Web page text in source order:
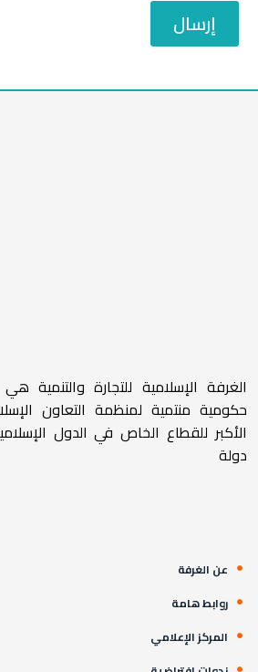
إرسال
الغرفة الإسلامية للتجارة والتنمية
حكومية منتمية لمنظمة التعاون
دولة
عن الغرفة
روابط هامة
المركز الإعلامي